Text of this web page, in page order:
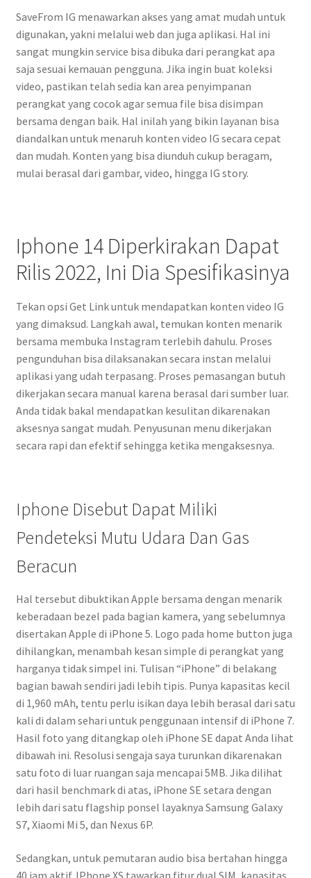
SaveFrom IG menawarkan akses yang amat mudah untuk
digunakan, yakni melalui web dan juga aplikasi. Hal ini
sangat mungkin service bisa dibuka dari perangkat apa
saja sesuai kemauan pengguna. Jika ingin buat koleksi
video, pastikan telah sedia kan area penyimpanan
perangkat yang cocok agar semua file bisa disimpan
bersama dengan baik. Hal inilah yang bikin layanan bisa
diandalkan untuk menaruh konten video IG secara cepat
dan mudah. Konten yang bisa diunduh cukup beragam,
mulai berasal dari gambar, video, hingga IG story.
Iphone 14 Diperkirakan Dapat
Rilis 2022, Ini Dia Spesifikasinya
Tekan opsi Get Link untuk mendapatkan konten video IG
yang dimaksud. Langkah awal, temukan konten menarik
bersama membuka Instagram terlebih dahulu. Proses
pengunduhan bisa dilaksanakan secara instan melalui
aplikasi yang udah terpasang. Proses pemasangan butuh
dikerjakan secara manual karena berasal dari sumber luar.
Anda tidak bakal mendapatkan kesulitan dikarenakan
aksesnya sangat mudah. Penyusunan menu dikerjakan
secara rapi dan efektif sehingga ketika mengaksesnya.
Iphone Disebut Dapat Miliki
Pendeteksi Mutu Udara Dan Gas
Beracun
Hal tersebut dibuktikan Apple bersama dengan menarik
keberadaan bezel pada bagian kamera, yang sebelumnya
disertakan Apple di iPhone 5. Logo pada home button juga
dihilangkan, menambah kesan simple di perangkat yang
harganya tidak simpel ini. Tulisan “iPhone” di belakang
bagian bawah sendiri jadi lebih tipis. Punya kapasitas kecil
di 1,960 mAh, tentu perlu isikan daya lebih berasal dari satu
kali di dalam sehari untuk penggunaan intensif di iPhone 7.
Hasil foto yang ditangkap oleh iPhone SE dapat Anda lihat
dibawah ini. Resolusi sengaja saya turunkan dikarenakan
satu foto di luar ruangan saja mencapai 5MB. Jika dilihat
dari hasil benchmark di atas, iPhone SE setara dengan
lebih dari satu flagship ponsel layaknya Samsung Galaxy
S7, Xiaomi Mi 5, dan Nexus 6P.
Sedangkan, untuk pemutaran audio bisa bertahan hingga
40 jam aktif. IPhone XS tawarkan fitur dual SIM, kapasitas